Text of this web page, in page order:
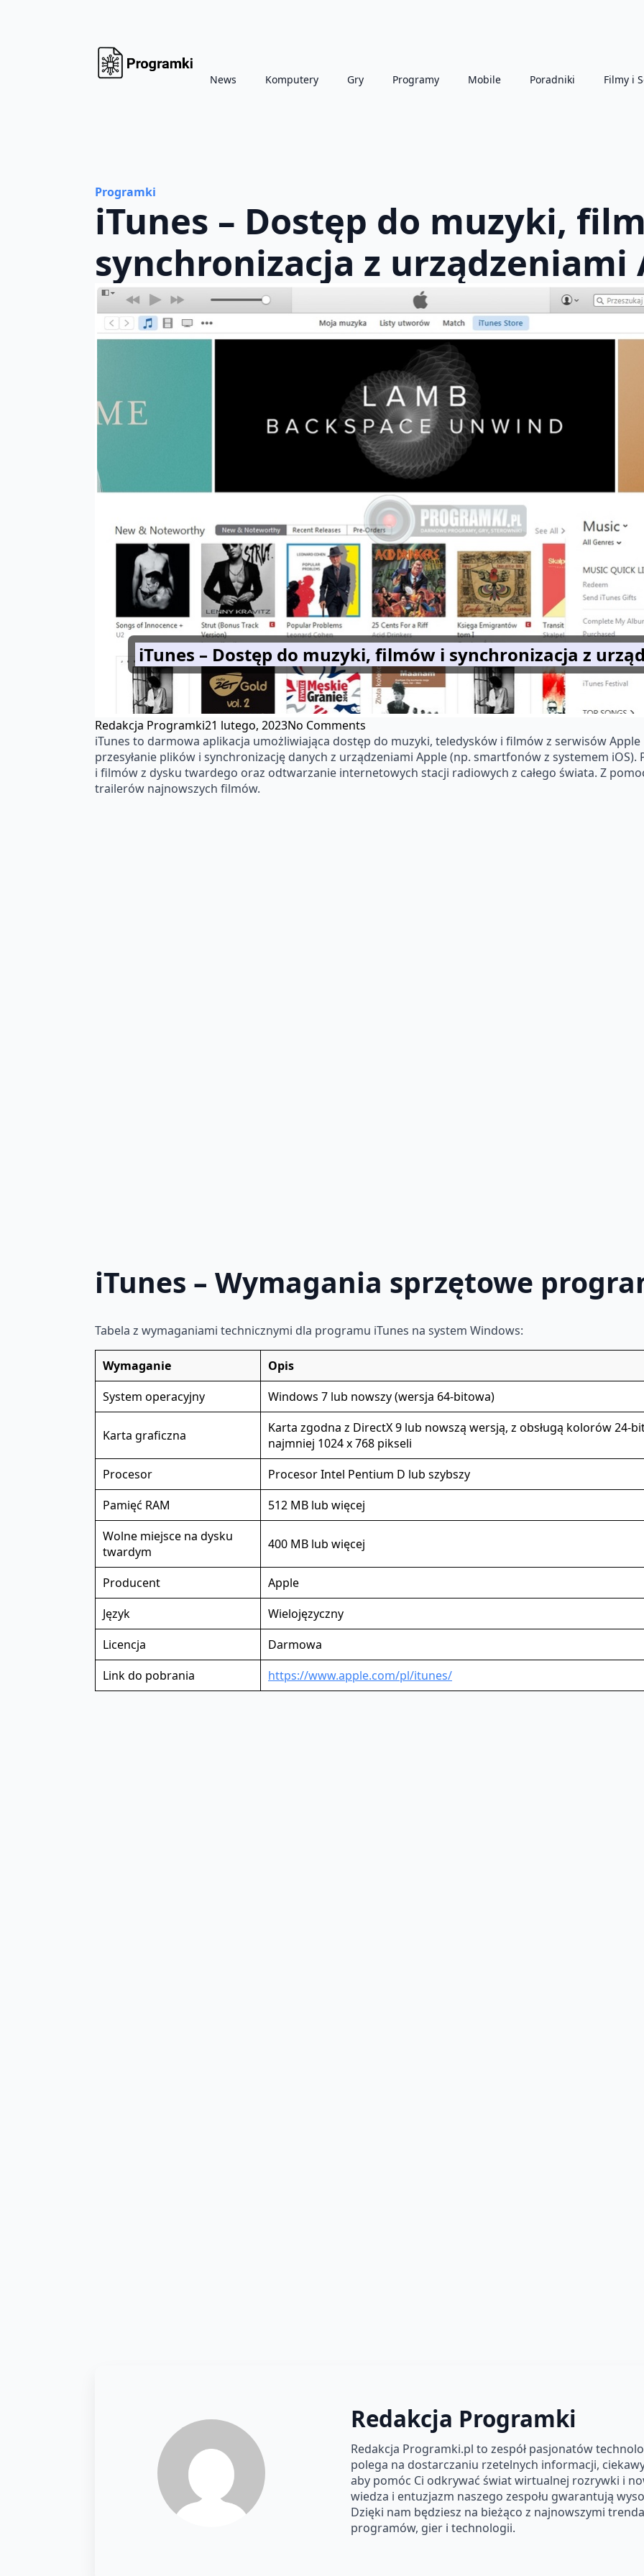
News Komputery Gry Programy Mobile Poradniki Filmy i
Programki
iTunes – Dostęp do muzyki,
synchronizacja z urządzeniami
iTunes – Dostęp do muzyki, filmów i synchronizacja z
Redakcja Programki21 lutego, 2023No Comments
iTunes to darmowa aplikacja umożliwiająca dostęp do muzyki, teledysków i filmów z serwisów
przesyłanie plików i synchronizację danych z urządzeniami Apple (np. smartfonów z systemem
i filmów z dysku twardego oraz odtwarzanie internetowych stacji radiowych z całego świata. Z
trailerów najnowszych filmów.
iTunes – Wymagania sprzętowe
Tabela z wymaganiami technicznymi dla programu iTunes na system Windows:
Wymaganie
Opis
System operacyjny
Windows 7 lub nowszy (wersja 64-bitowa)
Karta graficzna
Karta zgodna z DirectX 9 lub nowszą wersją, z obsługą kolorów 24-
najmniej 1024 x 768 pikseli
Procesor
Procesor Intel Pentium D lub szybszy
Pamięć RAM
512 MB lub więcej
Wolne miejsce na dysku
twardym
400 MB lub więcej
Producent
Apple
Język
Wielojęzyczny
Licencja
Darmowa
Link do pobrania
https://www.apple.com/pl/itunes/
Redakcja Programki
Redakcja Programki.pl to zespół pasjonatów
polega na dostarczaniu rzetelnych informacji,
aby pomóc Ci odkrywać świat wirtualnej rozrywki i
wiedza i entuzjazm naszego zespołu gwarantują
Dzięki nam będziesz na bieżąco z najnowszymi
programów, gier i technologii.